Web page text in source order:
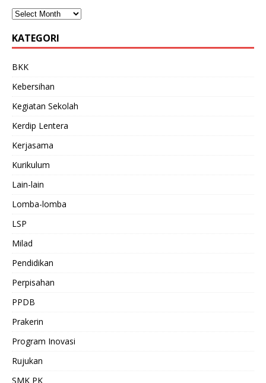
KATEGORI
BKK
Kebersihan
Kegiatan Sekolah
Kerdip Lentera
Kerjasama
Kurikulum
Lain-lain
Lomba-lomba
LSP
Milad
Pendidikan
Perpisahan
PPDB
Prakerin
Program Inovasi
Rujukan
SMK PK